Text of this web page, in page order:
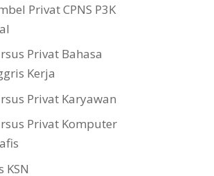
Privat CPNS P3K
Privat Bahasa
Kerja
Privat Karyawan
Privat Komputer
KSN